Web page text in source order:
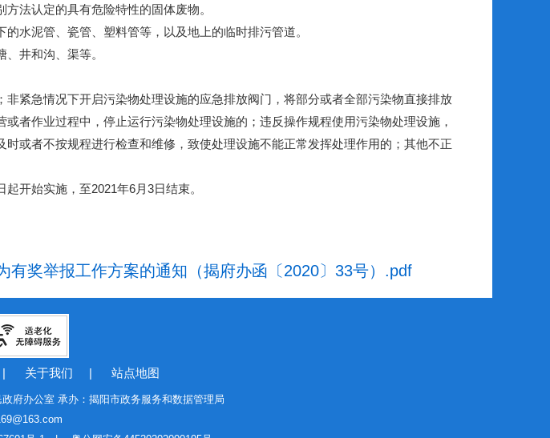
法认定的具有危险特性的固体废物。
泥管、瓷管、塑料管等，以及地上的临时排污管道。
井和沟、渠等。
急情况下开启污染物处理设施的应急排放阀门，将部分或者全部污染物直接排放
者作业过程中，停止运行污染物处理设施的；违反操作规程使用污染物处理设施，
或者不按规程进行检查和维修，致使处理设施不能正常发挥处理作用的；其他不正
开始实施，至2021年6月3日结束。
奖举报工作方案的通知（揭府办函〔2020〕33号）.pdf
| 关于我们 | 站点地图
府办公室 承办：揭阳市政务服务和数据管理局